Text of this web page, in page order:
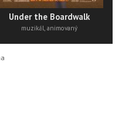
Under the Boardwalk
muzikál, animovaný